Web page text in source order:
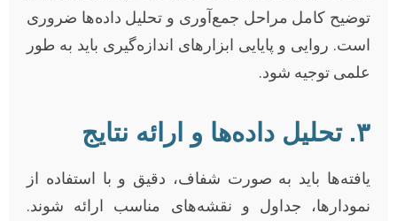
توضیح کامل مراحل جمع‌آوری و تحلیل داده‌ها ضروری
است. روایی و پایایی ابزارهای اندازه‌گیری باید به طور
علمی توجیه شود.
۳. تحلیل داده‌ها و ارائه نتایج
یافته‌ها باید به صورت شفاف، دقیق و با استفاده از
نمودارها، جداول و نقشه‌های مناسب ارائه شوند.